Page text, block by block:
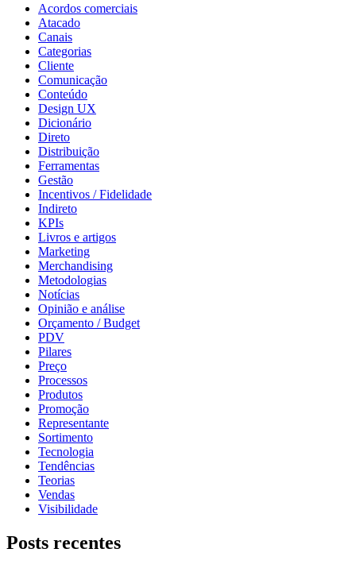
Acordos comerciais
Atacado
Canais
Categorias
Cliente
Comunicação
Conteúdo
Design UX
Dicionário
Direto
Distribuição
Ferramentas
Gestão
Incentivos / Fidelidade
Indireto
KPIs
Livros e artigos
Marketing
Merchandising
Metodologias
Notícias
Opinião e análise
Orçamento / Budget
PDV
Pilares
Preço
Processos
Produtos
Promoção
Representante
Sortimento
Tecnologia
Tendências
Teorias
Vendas
Visibilidade
Posts recentes